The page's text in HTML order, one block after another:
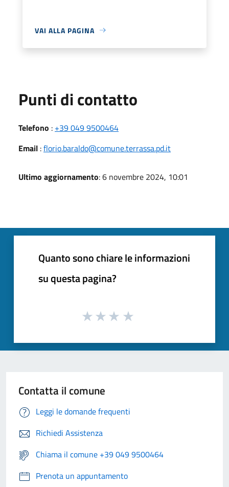
VAI ALLA PAGINA
Punti di contatto
Telefono : +39 049 9500464
Email :florio.baraldo@comune.terrassa.pd.it
Ultimo aggiornamento: 6 novembre 2024, 10:01
Quanto sono chiare le informazioni
su questa pagina?
Contatta il comune
Leggi le domande frequenti
Richiedi Assistenza
Chiama il comune +39 049 9500464
Prenota un appuntamento